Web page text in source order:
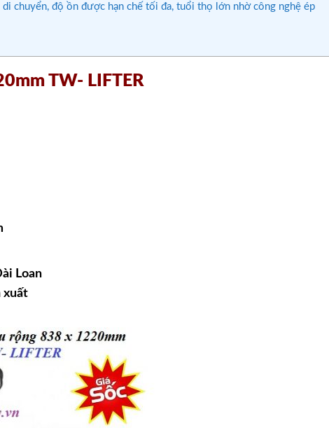
chuyển, độ ồn được hạn chế tối đa, tuổi thọ lớn nhờ công nghệ ép
TW- LIFTER
Loan
xuất